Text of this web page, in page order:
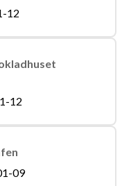
12
12
09